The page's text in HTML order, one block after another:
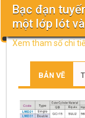
Bạc đạn
một lớp lót
Xem tham số chi
BẢN VẼ